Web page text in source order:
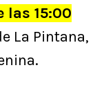
las 15:00
La Pintana,